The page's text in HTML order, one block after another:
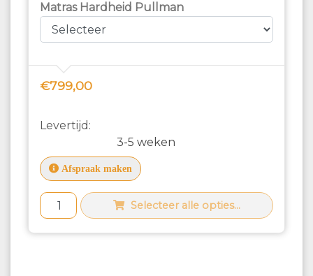
Matras Hardheid Pullman
€799,00
Levertijd:
3-5 weken
Afspraak maken
Selecteer alle opties...